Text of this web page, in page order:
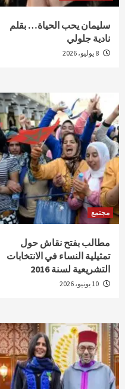
سليمان يحب الحياة… بقلم
نادية جلولي
مجتمع
مطالب بفتح نقاش حول
تمثيلية النساء في الانتخابات
التشريعية لسنة 2016